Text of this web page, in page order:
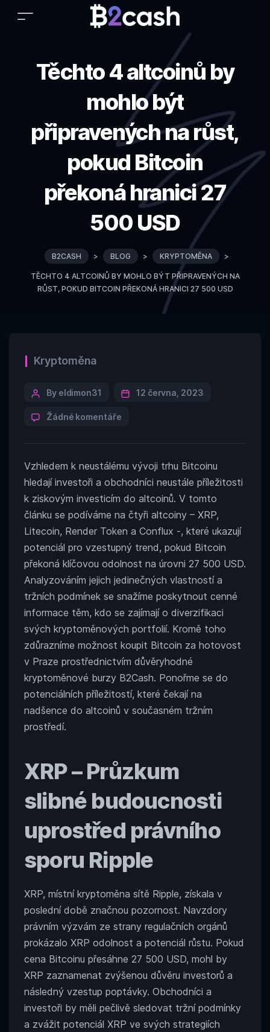
Těchto 4 altcoinů by
mohlo být
připravených na růst,
pokud Bitcoin
překoná hranici 27
500 USD
B2CASH > BLOG > KRYPTOMĚNA >
TĚCHTO 4 ALTCOINŮ BY MOHLO BÝT PŘIPRAVENÝCH NA
RŮST, POKUD BITCOIN PŘEKONÁ HRANICI 27 500 USD
Categories
Kryptoměna
PostBy eldimon31 12 června, 2023
Žádné komentářeu
Těchto
4
by
mohlo
být
připravených
na
růst,
pokud
Bitcoin
překoná
hranici
27
500
USD
Vzhledem k neustálému vývoji trhu Bitcoinu
hledají investoři a obchodníci neustále příležitosti
k ziskovým investicím do altcoinů. V tomto
článku se podíváme na čtyři altcoiny – XRP,
Litecoin, Render Token a Conflux -, které ukazují
potenciál pro vzestupný trend, pokud Bitcoin
překoná klíčovou odolnost na úrovni 27 500 USD.
Analyzováním jejich jedinečných vlastností a
tržních podmínek se snažíme poskytnout cenné
informace těm, kdo se zajímají o diverzifikaci
svých kryptoměnových portfolií. Kromě toho
zdůrazníme možnost koupit Bitcoin za hotovost
v Praze prostřednictvím důvěryhodné
kryptoměnové burzy B2Cash. Ponořme se do
potenciálních příležitostí, které čekají na
nadšence do altcoinů v současném tržním
prostředí.
XRP– Průzkum
slibné budoucnosti
uprostřed právního
sporu Ripple
XRP, místní kryptoměna sítě Ripple, získala v
poslední době značnou pozornost. Navzdory
právním výzvám ze strany regulačních orgánů
prokázalo XRP odolnost a potenciál růstu. Pokud
cena Bitcoinu přesáhne 27 500 USD, mohl by
XRP zaznamenat zvýšenou důvěru investorů a
následný vzestup poptávky. Obchodníci a
investoři by měli pečlivě sledovat tržní podmínky
a zvážit potenciál XRP ve svých strategiích